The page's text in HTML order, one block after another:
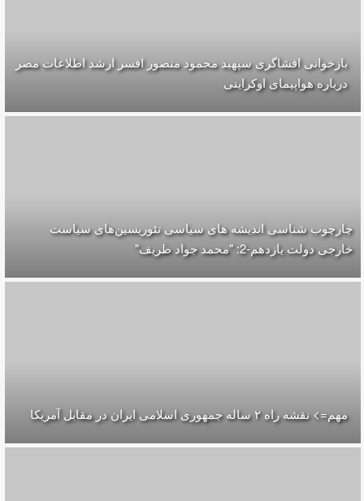
بازخوانی افشاگری سپهبد محمود منصور افسر ارشد اطلاعات مصر
درباره هواپیمای اوکراینی
چارچوب شناسی اندیشه های سیاسی تئوریسین‌های سیاست
خارجی دولت یازدهم-2: "محمد جواد ظریف"
مهم=> نقشه راه ۲ ساله جمهوری اسلامی ایران در مقابل آمریکا